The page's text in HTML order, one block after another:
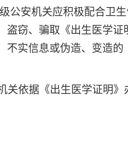
公安机关应积极配合卫
盗窃、骗取《出生医学
不实信息或伪造、变造
关依据《出生医学证明